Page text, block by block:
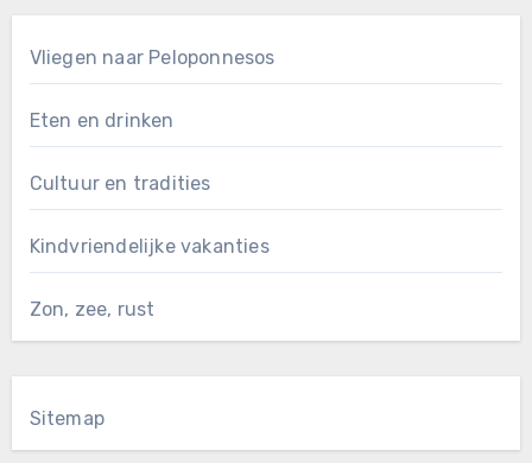
Vliegen naar Peloponnesos
Eten en drinken
Cultuur en tradities
Kindvriendelijke vakanties
Zon, zee, rust
Sitemap